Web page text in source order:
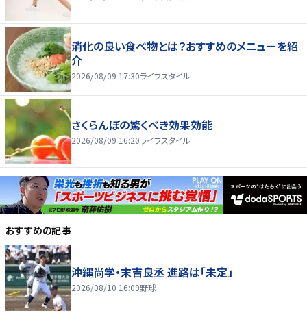
消化の良い食べ物とは？おすすめのメニューを紹
介
2026/08/09 17:30ライフスタイル
さくらんぼの驚くべき効果効能
2026/08/09 16:20ライフスタイル
おすすめの記事
沖縄尚学・末吉良丞 進路は「未定」
2026/08/10 16:09野球